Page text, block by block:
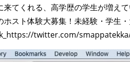
来てくれる、高学歴の学生が増えて
ホスト体験大募集！未経験・学生
twitter.com/